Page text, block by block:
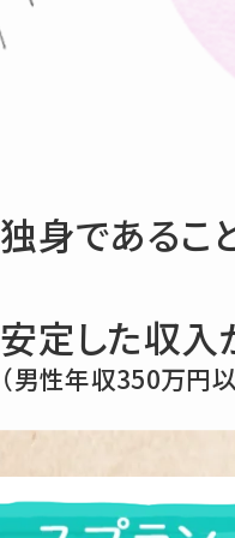
独身であるこ
安定した収入
（男性年収350万円以